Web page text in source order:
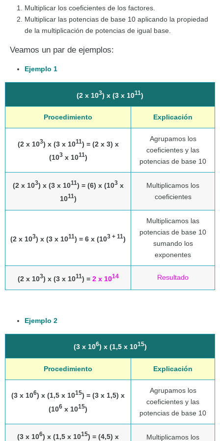
Multiplicar los coeficientes de los factores.
Multiplicar las potencias de base 10 aplicando la propiedad
de la multiplicación de potencias de igual base.
Veamos un par de ejemplos:
Ejemplo 1
(2 x 103) x (3 x 1011)
Procedimiento Explicación
(2 x 103) x (3 x 1011) = (2 x 3) x
(103x 1011)
Agrupamos los
coeficientes y las
potencias de base 10
(2 x 103) x (3 x 1011) = (6) x (103x
1011)
Multiplicamos los
coeficientes
(2 x 103) x (3 x 1011) = 6 x (103 + 11)
Multiplicamos las
potencias de base 10
sumando los
exponentes
(2 x 103) x (3 x 1011) = 2 x 1014 Resultado
Ejemplo 2
(3 x 106) x (1,5 x 1015)
Procedimiento Explicación
(3 x 106) x (1,5 x 1015) = (3 x 1,5) x
(106 x 1015)
Agrupamos los
coeficientes y las
potencias de base 10
(3 x 106) x (1,5 x 1015) = (4,5) x Multiplicamos los